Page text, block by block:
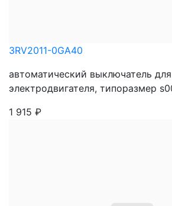
3RV2011-0GA40
автоматический выключатель
электродвигателя, типоразмер
1 915 ₽